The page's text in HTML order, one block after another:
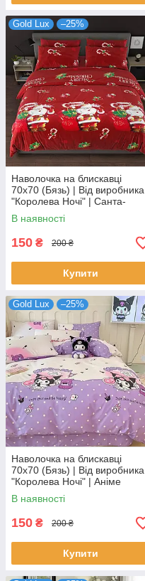
Gold Lux –25%
Наволочка на блискавці
70х70 (Бязь) | Від виробника
"Королева Ночі" | Санта-
Клаус з подарунками на
червоному
В наявності
150 ₴ 200 ₴
Купити
Gold Lux –25%
Наволочка на блискавці
70х70 (Бязь) | Від виробника
"Королева Ночі" | Аніме
Куромі на лавандово-
бежевому
В наявності
150 ₴ 200 ₴
Купити